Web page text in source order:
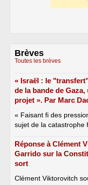
Brèves
Toutes les brèves
« Israël : le
de la bande de
projet ». Par Marc
« Faisant fi des
sujet de la
Réponse à Clément
Garrido sur la
sort
Clément Viktorovitch